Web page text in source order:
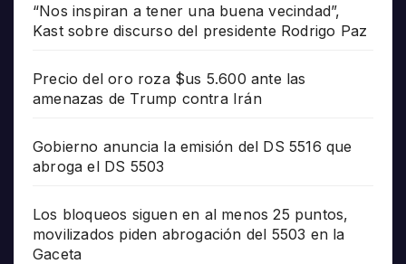
“Nos inspiran a tener una buena vecindad”,
Kast sobre discurso del presidente Rodrigo Paz
Precio del oro roza $us 5.600 ante las
amenazas de Trump contra Irán
Gobierno anuncia la emisión del DS 5516 que
abroga el DS 5503
Los bloqueos siguen en al menos 25 puntos,
movilizados piden abrogación del 5503 en la
Gaceta